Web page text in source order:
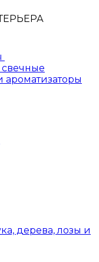
ароматизаторы
дерева, лозы и